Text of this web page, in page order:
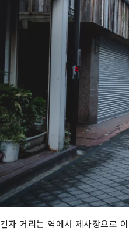
긴자 거리는 역에서 제사장으로